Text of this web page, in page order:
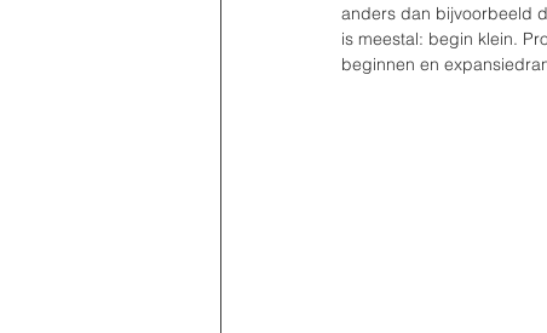
anders dan bijvoorbeeld
is meestal: begin klein.
beginnen en